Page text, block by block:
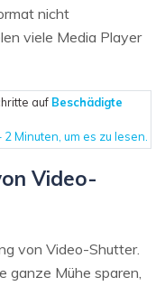
nicht
viele Media Player
auf Beschädigte
2 Minuten, um es zu lesen.
Video-
von Video-Shutter.
ganze Mühe sparen,